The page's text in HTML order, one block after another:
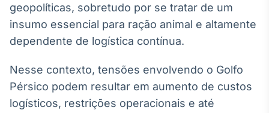
Broadcast
Ticker
notícias
geopolíticas, sobretudo por se tratar de um
insumo essencial para ração animal e altamente
dependente de logística contínua.
Nesse contexto, tensões envolvendo o Golfo
Pérsico podem resultar em aumento de custos
logísticos, restrições operacionais e até